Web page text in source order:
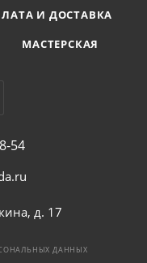
И ДОСТАВКА
МАСТЕРСКАЯ
54
д. 17
ДАННЫХ